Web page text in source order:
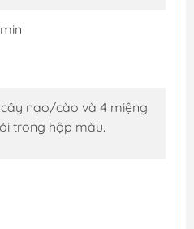
cây nạo/cào và 4 miệng
trong hộp màu.